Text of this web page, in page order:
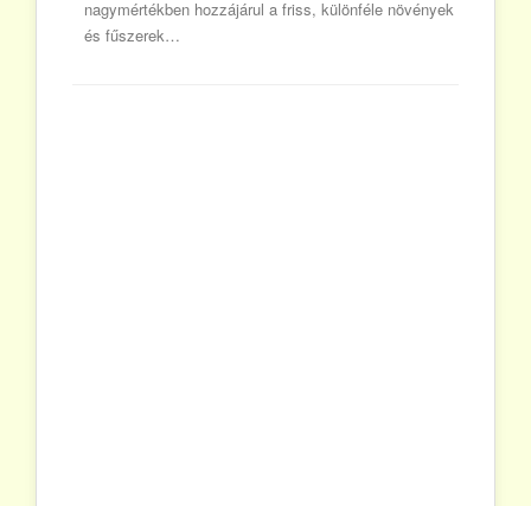
nagymértékben hozzájárul a friss, különféle növények
és fűszerek…